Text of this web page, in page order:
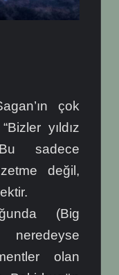
çok
yıldız
sadece
değil,
(Big
neredeyse
olan